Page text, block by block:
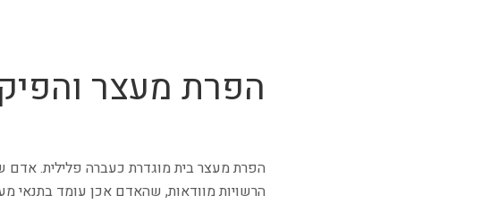
הפרת מעצר
הפרת מעצר בית מוגדרת כעברה פלילית. אדם
הרשויות מוודאות, שהאדם אכן עומד בתנאי